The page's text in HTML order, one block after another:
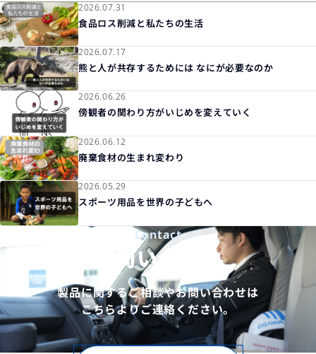
2026.07.31
食品ロス削減と私たちの生活
2026.07.17
熊と人が共存するためには なにが必要なのか
2026.06.26
傍観者の関わり方がいじめを変えていく
2026.06.12
廃棄食材の生まれ変わり
2026.05.29
スポーツ用品を世界の子どもへ
Contact
お問い合わせ
製品に関するご相談やお問い合わせは
こちらよりご連絡ください。